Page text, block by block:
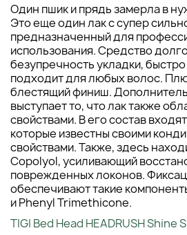
Один пшик и прядь замерла в
Это еще один лак с супер
предназначенный для
использования. Средство
безупречность укладки,
подходит для любых волос.
блестящий финиш.
выступает то, что лак также
свойствами. В его состав
которые известны своими
свойствами. Также, здесь
Copolyol, усиливающий
поврежденных локонов.
обеспечивают такие
и Phenyl Trimethicone.
TIGI Bed Head HEADRUSH Shine